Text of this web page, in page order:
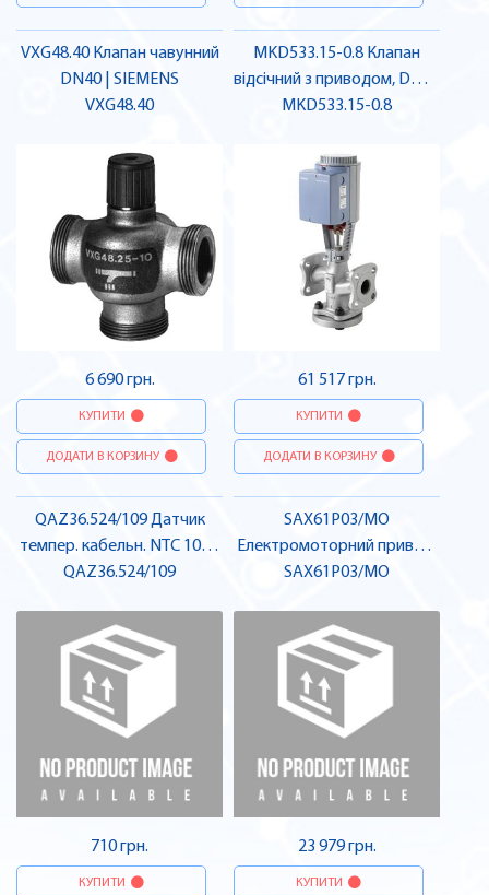
VXG48.40 Клапан чавунний
DN40 | SIEMENS
VXG48.40
6 690 грн.
КУПИТИ
ДОДАТИ В КОРЗИНУ
MKD533.15-0.8 Клапан
відсічний з приводом, DN15
| SIEMENS
MKD533.15-0.8
61 517 грн.
КУПИТИ
ДОДАТИ В КОРЗИНУ
QAZ36.524/109 Датчик
темпер. кабельн. NTC 10K |
SIEMENS
QAZ36.524/109
710 грн.
КУПИТИ
SAX61P03/MO
Електромоторний привод,
800N Modbus | SIEMENS
SAX61P03/MO
23 979 грн.
КУПИТИ